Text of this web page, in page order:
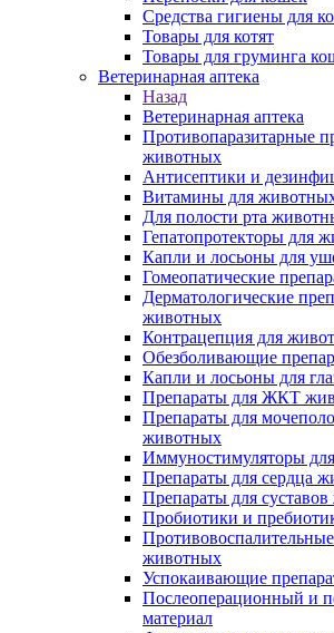
Средства гигиены для
Товары для котят
Товары для груминга
Ветеринарная аптека
Назад
Ветеринарная аптека
Противопаразитарные
животных
Антисептики и
Витамины для
Для полости рта
Гепатопротекторы для
Капли и лосьоны для
Гомеопатические
Дерматологические
животных
Контрацепция для
Обезболивающие
Капли и лосьоны для
Препараты для ЖКТ
Препараты для
животных
Иммуностимуляторы
Препараты для сердца
Препараты для
Пробиотики и
животных
Успокаивающие
Послеоперационный и
материал